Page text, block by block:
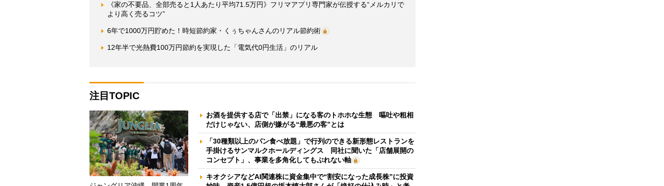
《家の不要品、全部売ると1人あたり平均71.5万円》フリマアプリ専門家が伝授する“メルカリで
より高く売るコツ”
6年で1000万円貯めた！時短節約家・くぅちゃんさんのリアル節約術
12年半で光熱費100万円節約を実現した「電気代0円生活」のリアル
注目TOPIC
お酒を提供する店で「出禁」になる客のトホホな生態 嘔吐や粗相
だけじゃない、店側が嫌がる“最悪の客”とは
「30種類以上のパン食べ放題」で行列のできる新形態レストランを
手掛けるサンマルクホールディングス 同社に聞いた「店舗展開の
コンセプト」、事業を多角化してもぶれない軸
キオクシアなどAI関連株に資金集中で“割安になった成長株”に投資